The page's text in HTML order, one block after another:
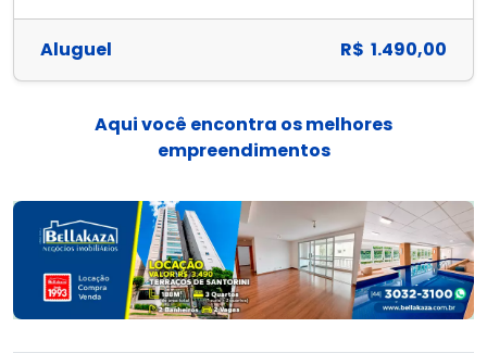
Aluguel R$ 1.490,00
Aqui você encontra os melhores
empreendimentos